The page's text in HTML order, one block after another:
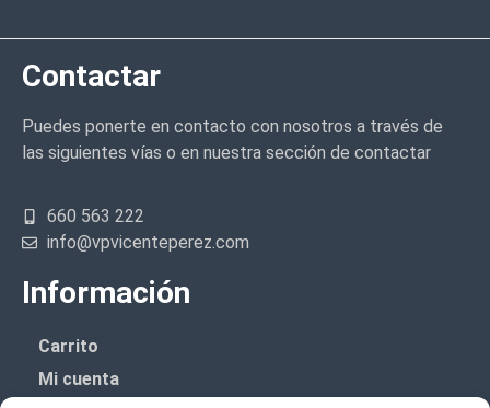
Contactar
Puedes ponerte en contacto con nosotros a través de
las siguientes vías o en nuestra sección de contactar
660 563 222
info@vpvicenteperez.com
Información
Carrito
Mi cuenta